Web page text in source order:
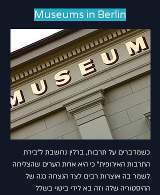
Museums in Berlin
כשמדברים על תרבות, ברלין נחשבת ל"בירת
התרבות האירופית" כי היא אחת הערים שהצליחה
לשמר בה אוצרות רבים לצד הנצחה כנה של
ההיסטוריה שלה וזה בא לידי ביטוי בשלל